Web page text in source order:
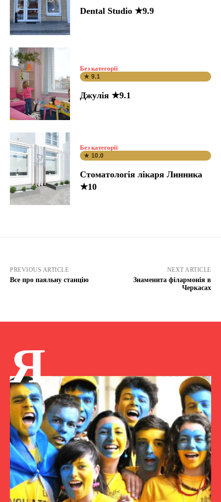
Dental Studio ★9.9
Без категорії
★ 9.1
Джулія ★9.1
Без категорії
★ 10.0
Стоматологія лікаря Линника
★10
PREVIOUS ARTICLE
Все про паяльну станцію
NEXT ARTICLE
Знаменита філармонія в
Черкасах
Я